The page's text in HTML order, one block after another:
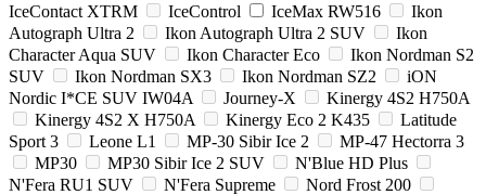
IceContact XTRM
IceControl IceMax RW516
Ikon
Autograph Ultra 2
Ikon Autograph Ultra 2 SUV
Ikon
Character Aqua SUV
Ikon Character Eco
Ikon Nordman S2
SUV
Ikon Nordman SX3 Ikon Nordman SZ2
iON
Nordic I*CE SUV IW04A
Journey-X
Kinergy 4S2 H750A
Kinergy 4S2 X H750A
Kinergy Eco 2 K435
Latitude
Sport 3
Leone L1 MP-30 Sibir Ice 2
MP-47 Hectorra 3
MP30
MP30 Sibir Ice 2 SUV
N'Blue HD Plus
N'Fera RU1 SUV
N'Fera Supreme
Nord Frost 200